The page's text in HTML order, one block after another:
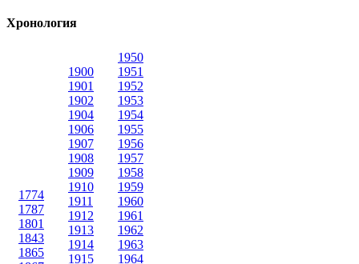
Хронология
1774
1787
1801
1843
1865
1900
1901
1902
1904
1906
1907
1908
1909
1910
1911
1912
1913
1914
1915
1950
1951
1952
1953
1954
1955
1956
1957
1958
1959
1960
1961
1962
1963
1964